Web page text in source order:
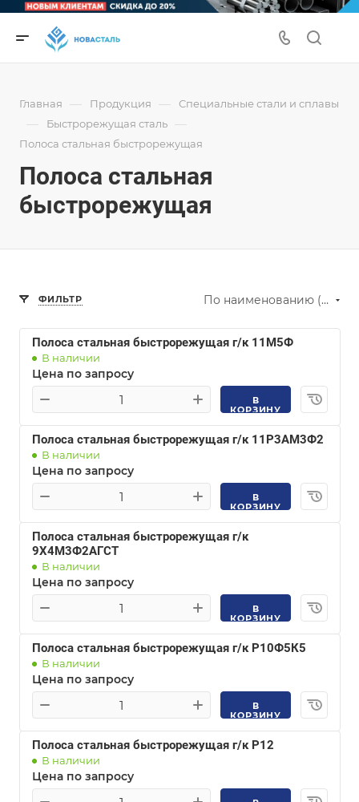
Главная — Продукция — Специальные стали и сплавы
— Быстрорежущая сталь —
Полоса стальная быстрорежущая
Полоса стальная
быстрорежущая
ФИЛЬТР По наименованию (А-Я)
Полоса стальная быстрорежущая г/к 11М5Ф
В наличии
Цена по запросу
В
КОРЗИНУ
Полоса стальная быстрорежущая г/к 11Р3АМ3Ф2
В наличии
Цена по запросу
В
КОРЗИНУ
Полоса стальная быстрорежущая г/к
9Х4М3Ф2АГСТ
В наличии
Цена по запросу
В
КОРЗИНУ
Полоса стальная быстрорежущая г/к Р10Ф5К5
В наличии
Цена по запросу
В
КОРЗИНУ
Полоса стальная быстрорежущая г/к Р12
В наличии
Цена по запросу